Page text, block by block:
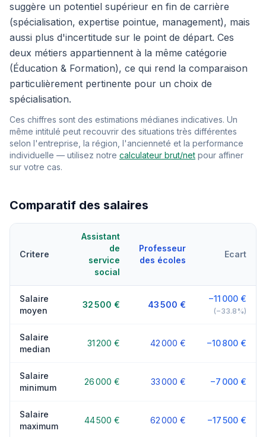
suggère un potentiel supérieur en fin de carrière
(spécialisation, expertise pointue, management), mais
aussi plus d'incertitude sur le point de départ. Ces
deux métiers appartiennent à la même catégorie
(Éducation & Formation), ce qui rend la comparaison
particulièrement pertinente pour un choix de
spécialisation.
Ces chiffres sont des estimations médianes indicatives. Un
même intitulé peut recouvrir des situations très différentes
selon l'entreprise, la région, l'ancienneté et la performance
individuelle — utilisez notre calculateur brut/net pour affiner
sur votre cas.
Comparatif des salaires
Critere
Assistant
de
service
social
Professeur
des écoles
Ecart
Salaire
moyen
32 500 € 43 500 €
−11 000 €
(−33.8%)
Salaire
median
31 200 € 42 000 € −10 800 €
Salaire
minimum
26 000 € 33 000 € −7 000 €
Salaire
maximum
44 500 € 62 000 € −17 500 €